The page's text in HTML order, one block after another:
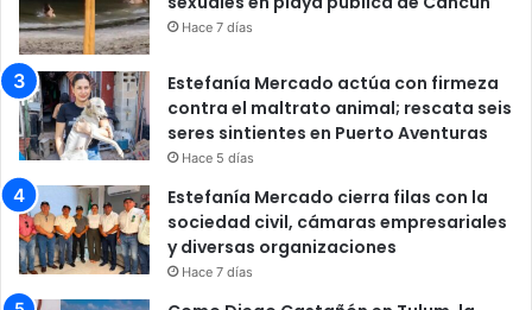
Hace 7 días
Estefanía Mercado actúa con firmeza
contra el maltrato animal; rescata seis
seres sintientes en Puerto Aventuras
Hace 5 días
Estefanía Mercado cierra filas con la
sociedad civil, cámaras empresariales
y diversas organizaciones
Hace 7 días